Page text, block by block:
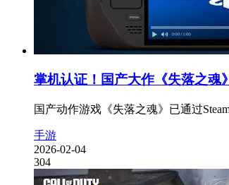
掌机认证！国产大作《失落之魂
国产动作游戏《失落之魂》已通过
手游
2026-02-04
304